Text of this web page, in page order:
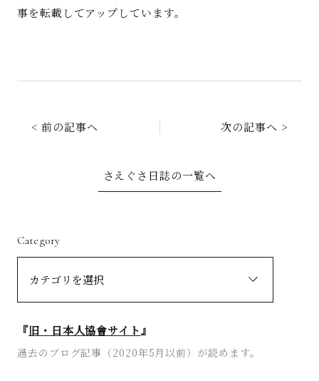
事を転載してアップしています。
< 前の記事へ 次の記事へ >
さえぐさ日誌の一覧へ
Category
『旧・日本人協會サイト』
過去のブログ記事（2020年5月以前）が読めます。